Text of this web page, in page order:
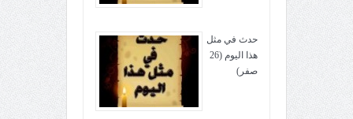
حدث في مثل
هذا اليوم (26
صفر)